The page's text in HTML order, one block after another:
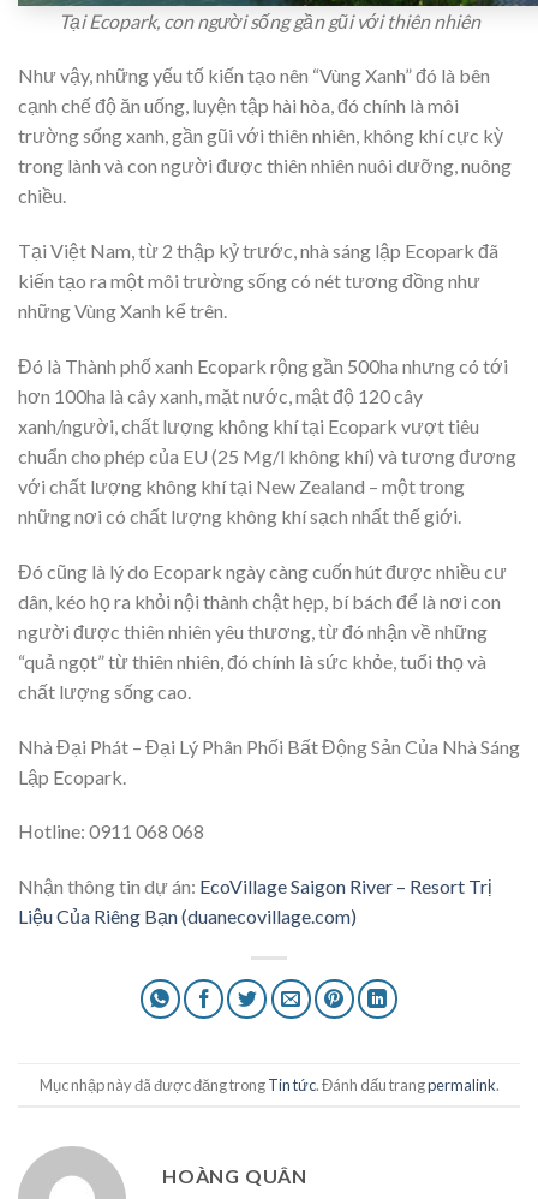
Tại Ecopark, con người sống gần gũi với thiên nhiên
Như vậy, những yếu tố kiến tạo nên “Vùng Xanh” đó là bên
cạnh chế độ ăn uống, luyện tập hài hòa, đó chính là môi
trường sống xanh, gần gũi với thiên nhiên, không khí cực kỳ
trong lành và con người được thiên nhiên nuôi dưỡng, nuông
chiều.
Tại Việt Nam, từ 2 thập kỷ trước, nhà sáng lập Ecopark đã
kiến tạo ra một môi trường sống có nét tương đồng như
những Vùng Xanh kể trên.
Đó là Thành phố xanh Ecopark rộng gần 500ha nhưng có tới
hơn 100ha là cây xanh, mặt nước, mật độ 120 cây
xanh/người, chất lượng không khí tại Ecopark vượt tiêu
chuẩn cho phép của EU (25 Mg/l không khí) và tương đương
với chất lượng không khí tại New Zealand – một trong
những nơi có chất lượng không khí sạch nhất thế giới.
Đó cũng là lý do Ecopark ngày càng cuốn hút được nhiều cư
dân, kéo họ ra khỏi nội thành chật hẹp, bí bách để là nơi con
người được thiên nhiên yêu thương, từ đó nhận về những
“quả ngọt” từ thiên nhiên, đó chính là sức khỏe, tuổi thọ và
chất lượng sống cao.
Nhà Đại Phát – Đại Lý Phân Phối Bất Động Sản Của Nhà Sáng
Lập Ecopark.
Hotline: 0911 068 068
Nhận thông tin dự án: EcoVillage Saigon River – Resort Trị
Liệu Của Riêng Bạn (duanecovillage.com)
Mục nhập này đã được đăng trongTin tức. Đánh dấu trangpermalink.
HOÀNG QUÂN